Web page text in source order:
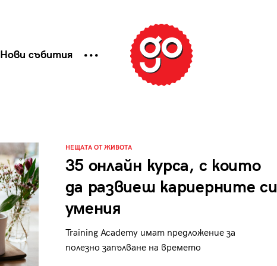
Нови събития
НЕЩАТА ОТ ЖИВОТА
35 онлайн курса, с които
да развиеш кариерните си
умения
Training Academy имат предложение за
полезно запълване на времето